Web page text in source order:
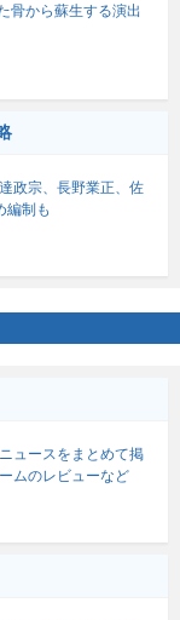
骨から蘇生する演出
政宗、長野業正、佐
編制も
ュースをまとめて掲
ムのレビューなど